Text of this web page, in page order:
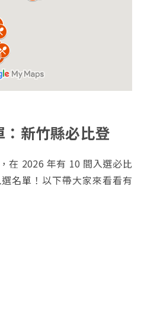
新竹縣必比登
在 2026 年有 10 間入選必比
名單！以下帶大家來看看有